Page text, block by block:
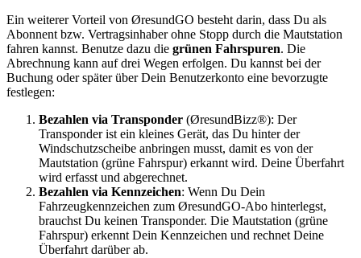
Ein weiterer Vorteil von ØresundGO besteht darin, dass Du als
Abonnent bzw. Vertragsinhaber ohne Stopp durch die Mautstation
fahren kannst. Benutze dazu die grünen Fahrspuren. Die
Abrechnung kann auf drei Wegen erfolgen. Du kannst bei der
Buchung oder später über Dein Benutzerkonto eine bevorzugte
festlegen:
Bezahlen via Transponder (ØresundBizz®): Der
Transponder ist ein kleines Gerät, das Du hinter der
Windschutzscheibe anbringen musst, damit es von der
Mautstation (grüne Fahrspur) erkannt wird. Deine Überfahrt
wird erfasst und abgerechnet.
Bezahlen via Kennzeichen: Wenn Du Dein
Fahrzeugkennzeichen zum ØresundGO-Abo hinterlegst,
brauchst Du keinen Transponder. Die Mautstation (grüne
Fahrspur) erkennt Dein Kennzeichen und rechnet Deine
Überfahrt darüber ab.